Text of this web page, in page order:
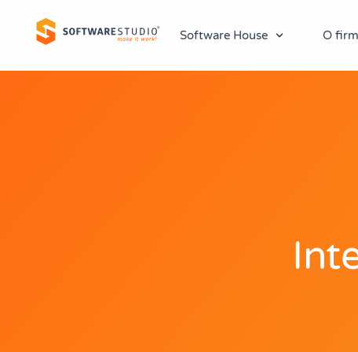
Software House O